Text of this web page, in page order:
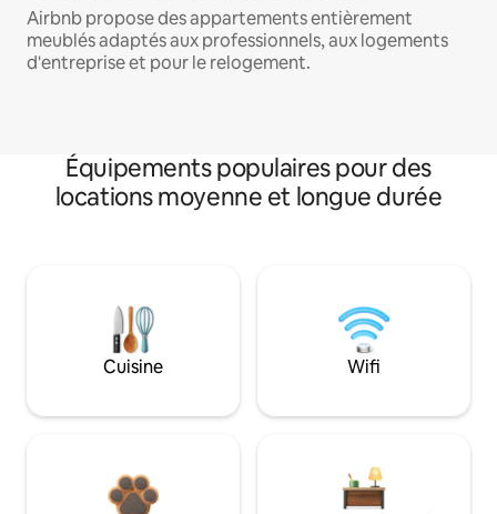
Airbnb propose des appartements entièrement
meublés adaptés aux professionnels, aux logements
d'entreprise et pour le relogement.
Équipements populaires pour des
locations moyenne et longue durée
Cuisine Wifi